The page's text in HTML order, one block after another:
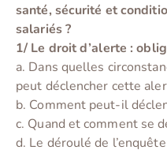
santé, sécurité et
salariés ?
1/ Le droit d’alerte :
a. Dans quelles
peut déclencher cette
b. Comment peut-il
c. Quand et comment se
d. Le déroulé de l’enquête